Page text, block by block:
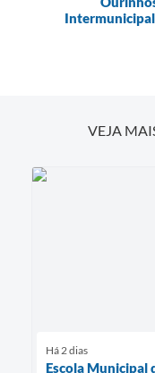
VEJA
Há 2 dias
Escola Municipal